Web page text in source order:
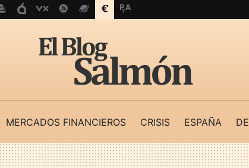
MERCADOS FINANCIEROS CRISIS ESPAÑA